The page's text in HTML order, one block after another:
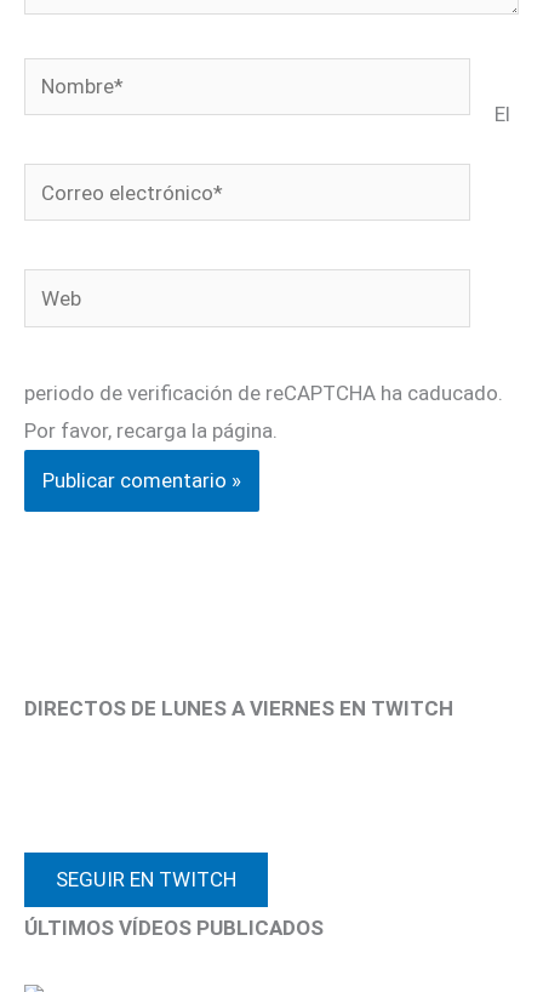
Nombre*
Correo
electrónico*
Web
El
periodo de verificación de reCAPTCHA ha caducado.
Por favor, recarga la página.
DIRECTOS DE LUNES A VIERNES EN TWITCH
SEGUIR EN TWITCH
ÚLTIMOS VÍDEOS PUBLICADOS